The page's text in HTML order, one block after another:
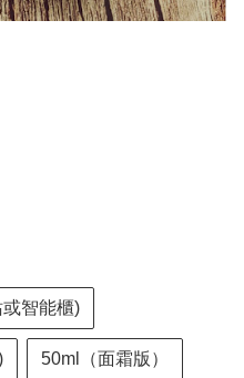
智能櫃)
50ml（面霜版）